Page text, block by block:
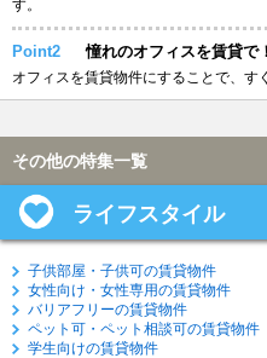
す。
Point2 憧れのオフィスを賃貸で！
オフィスを賃貸物件にすることで、す
その他の特集一覧
ライフスタイル
子供部屋・子供可の賃貸物件
女性向け・女性専用の賃貸物件
バリアフリーの賃貸物件
ペット可・ペット相談可の賃貸物件
学生向けの賃貸物件